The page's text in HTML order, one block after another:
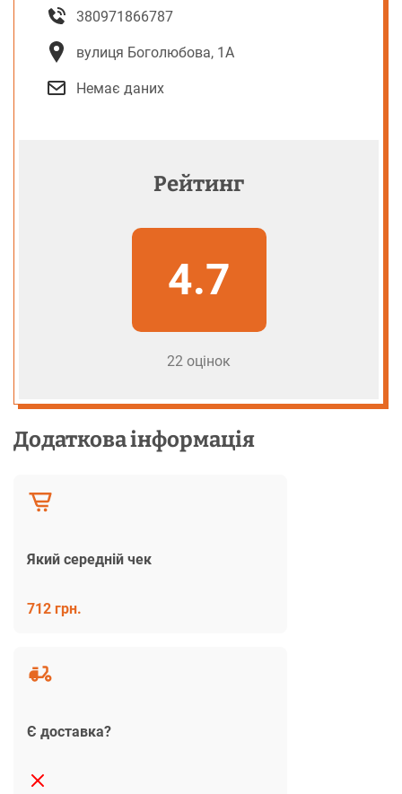
380971866787
вулиця Боголюбова, 1А
Немає даних
Рейтинг
4.7
22 оцінок
Додаткова інформація
Який середній чек
712 грн.
Є доставка?